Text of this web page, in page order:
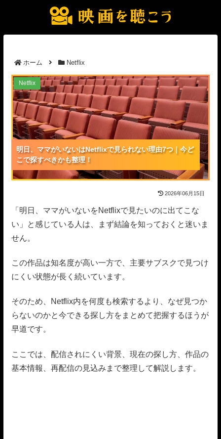
ホーム Netflix
明日、ママがいないはNetflixで見られない理由7つ｜
今どこで探すべきかも整理！
明日、ママがいないはNetflixで見られない理由7つ｜今ど
こで探すべきかも整理！
明日、ママがいないはNetflixで見られない理由7つ｜今ど
こで探すべきかも整理！
明日、ママがいないはNetflixで見られない理由7つ｜今ど
こで探すべきかも整理！
Netflix
2026年06月15日
「明日、ママがいないをNetflixで見たいのに出てこな
い」と感じている人は、まず結論を知っておくと迷いま
せん。
この作品は知名度が高い一方で、主要サブスクで見つけ
にくい状態が長く続いています。
そのため、Netflix内を何度も検索するより、なぜ見つか
らないのかと今できる探し方をまとめて把握するほうが
早道です。
ここでは、配信されにくい背景、現在の探し方、作品の
基本情報、再配信の見込みまで整理して解説します。